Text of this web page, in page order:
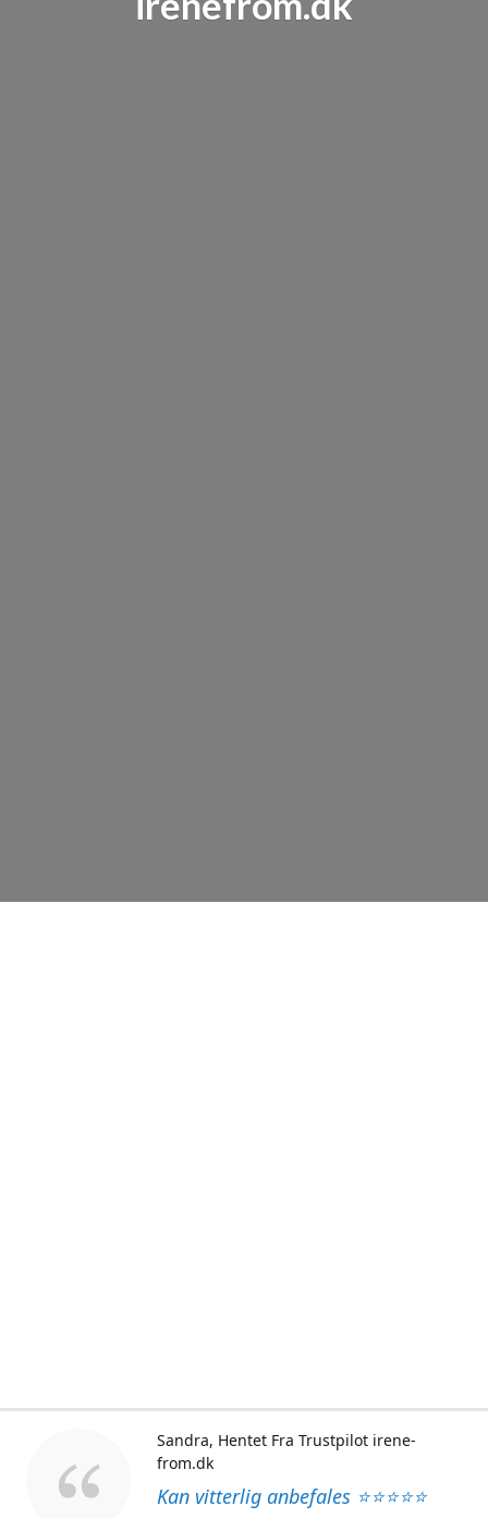
Kan vitterlig anbefales ⭐⭐⭐⭐⭐
Sandra Hentet Fra Trustpilot irene-
from.dk